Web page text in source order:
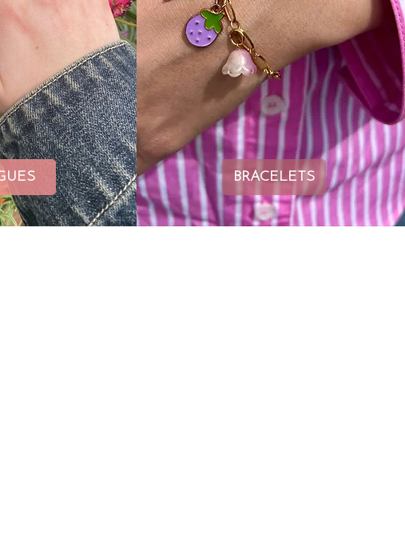
BRACELETS